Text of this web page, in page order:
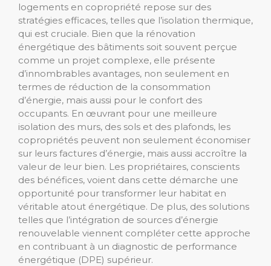
logements en copropriété repose sur des
stratégies efficaces, telles que l’isolation thermique,
qui est cruciale. Bien que la rénovation
énergétique des bâtiments soit souvent perçue
comme un projet complexe, elle présente
d’innombrables avantages, non seulement en
termes de réduction de la consommation
d’énergie, mais aussi pour le confort des
occupants. En œuvrant pour une meilleure
isolation des murs, des sols et des plafonds, les
copropriétés peuvent non seulement économiser
sur leurs factures d’énergie, mais aussi accroître la
valeur de leur bien. Les propriétaires, conscients
des bénéfices, voient dans cette démarche une
opportunité pour transformer leur habitat en
véritable atout énergétique. De plus, des solutions
telles que l’intégration de sources d’énergie
renouvelable viennent compléter cette approche
en contribuant à un diagnostic de performance
énergétique (DPE) supérieur.